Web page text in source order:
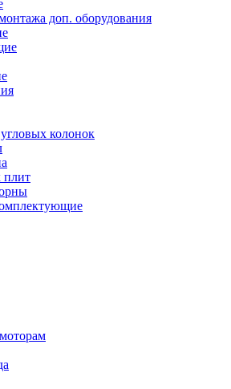
доп. оборудования
колонок
плит